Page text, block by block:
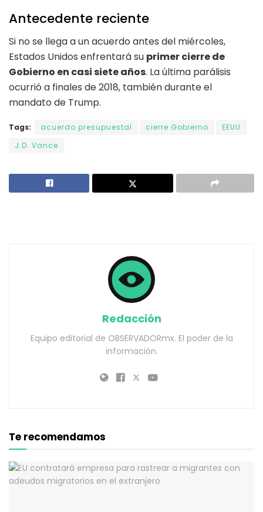
Antecedente reciente
Si no se llega a un acuerdo antes del miércoles,
Estados Unidos enfrentará su primer cierre de
Gobierno en casi siete años. La última parálisis
ocurrió a finales de 2018, también durante el
mandato de Trump.
Tags: acuerdo presupuestal cierre Gobierno
EEUU
J.D. Vance
Redacción
Equipo editorial de OBSERVADORmx. El poder de la
información.
Te recomendamos